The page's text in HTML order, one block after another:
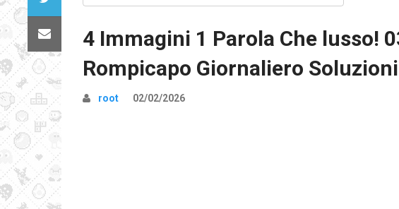
4 Immagini 1 Parola Che lusso!
Rompicapo Giornaliero Soluzioni
root 02/02/2026